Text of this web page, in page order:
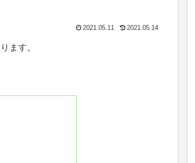
2021.05.11 2021.05.14
ます。